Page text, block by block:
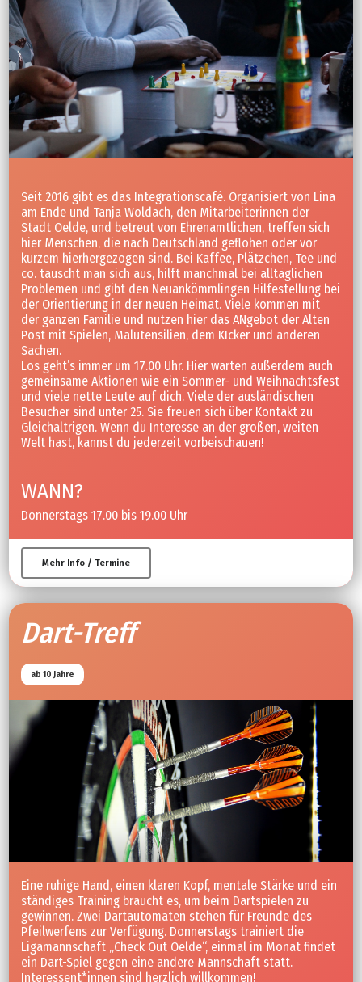
Seit 2016 gibt es das Integrationscafé. Organisiert von Lina
am Ende und Tanja Woldach, den Mitarbeiterinnen der
Stadt Oelde, und betreut von Ehrenamtlichen, treffen sich
hier Menschen, die nach Deutschland geflohen oder vor
kurzem hierhergezogen sind. Bei Kaffee, Plätzchen, Tee und
co. tauscht man sich aus, hilft manchmal bei alltäglichen
Problemen und gibt den Neuankömmlingen Hilfestellung bei
der Orientierung in der neuen Heimat. Viele kommen mit
der ganzen Familie und nutzen hier das ANgebot der Alten
Post mit Spielen, Malutensilien, dem KIcker und anderen
Sachen.
Los geht’s immer um 17.00 Uhr. Hier warten außerdem auch
gemeinsame Aktionen wie ein Sommer- und Weihnachtsfest
und viele nette Leute auf dich. Viele der ausländischen
Besucher sind unter 25. Sie freuen sich über Kontakt zu
Gleichaltrigen. Wenn du Interesse an der großen, weiten
Welt hast, kannst du jederzeit vorbeischauen!
WANN?
Donnerstags 17.00 bis 19.00 Uhr
Mehr Info / Termine
Dart-Treff
ab 10 Jahre
Eine ruhige Hand, einen klaren Kopf, mentale Stärke und ein
ständiges Training braucht es, um beim Dartspielen zu
gewinnen. Zwei Dartautomaten stehen für Freunde des
Pfeilwerfens zur Verfügung. Donnerstags trainiert die
Ligamannschaft „Check Out Oelde“, einmal im Monat findet
ein Dart-Spiel gegen eine andere Mannschaft statt.
Interessent*innen sind herzlich willkommen!